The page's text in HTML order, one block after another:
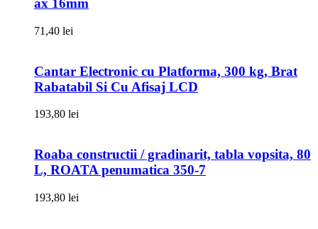
ax 16mm
71,40 lei
Cantar Electronic cu Platforma, 300 kg, Brat
Rabatabil Si Cu Afisaj LCD
193,80 lei
Roaba constructii / gradinarit, tabla vopsita, 80
L, ROATA penumatica 350-7
193,80 lei